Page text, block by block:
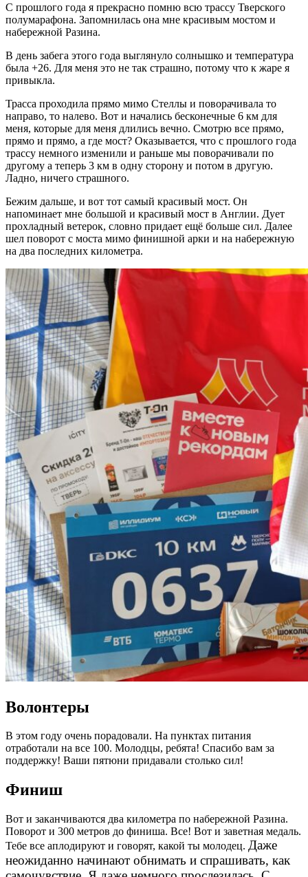
С прошлого года я прекрасно помню всю трассу Тверского
полумарафона. Запомнилась она мне красивым мостом и
набережной Разина.
В день забега этого года выглянуло солнышко и температура
была +26. Для меня это не так страшно, потому что к жаре я
привыкла.
Трасса проходила прямо мимо Стеллы и поворачивала то
направо, то налево. Вот и начались бесконечные 6 км для
меня, которые для меня длились вечно. Смотрю все прямо,
прямо и прямо, а где мост? Оказывается, что с прошлого года
трассу немного изменили и раньше мы поворачивали по
другому а теперь 3 км в одну сторону и потом в другую.
Ладно, ничего страшного.
Бежим дальше, и вот тот самый красивый мост. Он
напоминает мне большой и красивый мост в Англии. Дует
прохладный ветерок, словно придает ещё больше сил. Далее
шел поворот с моста мимо финишной арки и на набережную
на два последних километра.
Волонтеры
В этом году очень порадовали. На пунктах питания
отработали на все 100. Молодцы, ребята! Спасибо вам за
поддержку! Ваши пятюни придавали столько сил!
Финиш
Вот и заканчиваются два километра по набережной Разина.
Поворот и 300 метров до финиша. Все! Вот и заветная медаль.
Тебе все аплодируют и говорят, какой ты молодец. Даже
неожиданно начинают обнимать и спрашивать, как